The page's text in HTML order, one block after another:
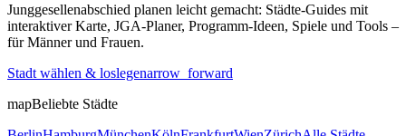
Junggesellenabschied planen leicht gemacht: Städte-Guides mit
interaktiver Karte, JGA-Planer, Programm-Ideen, Spiele und Tools –
für Männer und Frauen.
Stadt wählen & loslegenarrow_forward
mapBeliebte Städte